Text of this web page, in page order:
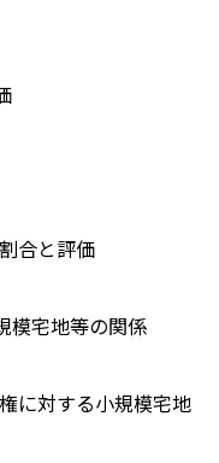
合と評価
模宅地等の関係
に対する小規模宅地